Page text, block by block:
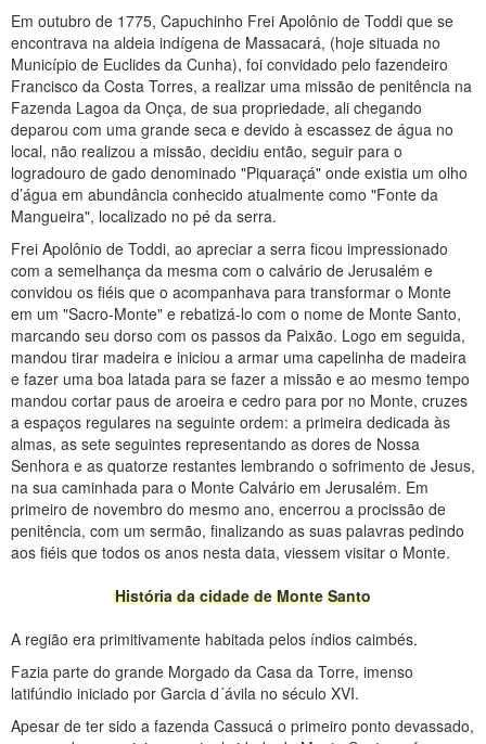
Em outubro de 1775, Capuchinho Frei Apolônio de Toddi que se
encontrava na aldeia indígena de Massacará, (hoje situada no
Município de Euclides da Cunha), foi convidado pelo fazendeiro
Francisco da Costa Torres, a realizar uma missão de penitência na
Fazenda Lagoa da Onça, de sua propriedade, ali chegando
deparou com uma grande seca e devido à escassez de água no
local, não realizou a missão, decidiu então, seguir para o
logradouro de gado denominado "Piquaraçá" onde existia um olho
d’água em abundância conhecido atualmente como "Fonte da
Mangueira", localizado no pé da serra.
Frei Apolônio de Toddi, ao apreciar a serra ficou impressionado
com a semelhança da mesma com o calvário de Jerusalém e
convidou os fiéis que o acompanhava para transformar o Monte
em um "Sacro-Monte" e rebatizá-lo com o nome de Monte Santo,
marcando seu dorso com os passos da Paixão. Logo em seguida,
mandou tirar madeira e iniciou a armar uma capelinha de madeira
e fazer uma boa latada para se fazer a missão e ao mesmo tempo
mandou cortar paus de aroeira e cedro para por no Monte, cruzes
a espaços regulares na seguinte ordem: a primeira dedicada às
almas, as sete seguintes representando as dores de Nossa
Senhora e as quatorze restantes lembrando o sofrimento de Jesus,
na sua caminhada para o Monte Calvário em Jerusalém. Em
primeiro de novembro do mesmo ano, encerrou a procissão de
penitência, com um sermão, finalizando as suas palavras pedindo
aos fiéis que todos os anos nesta data, viessem visitar o Monte.
História da cidade de Monte Santo
A região era primitivamente habitada pelos índios caimbés.
Fazia parte do grande Morgado da Casa da Torre, imenso
latifúndio iniciado por Garcia d´ávila no século XVI.
Apesar de ter sido a fazenda Cassucá o primeiro ponto devassado,